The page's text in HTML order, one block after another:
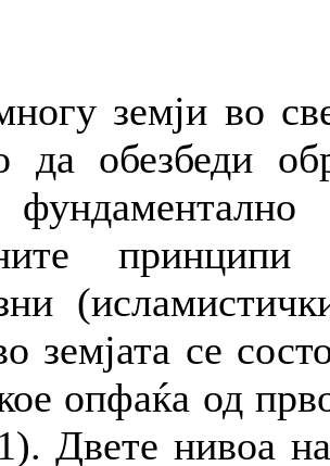
земји во
да обезбеди
земјата се
опфаќа од
Двете нивоа